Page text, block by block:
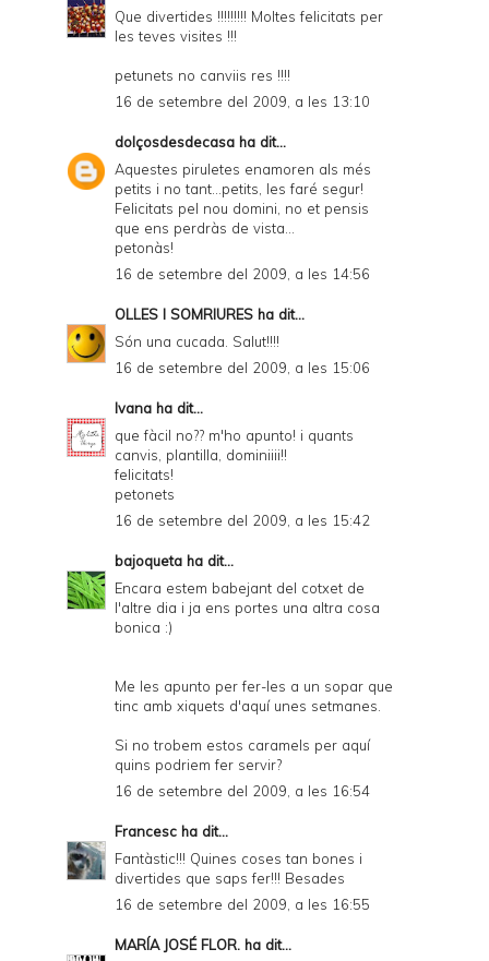
Que divertides !!!!!!!!! Moltes felicitats per
les teves visites !!!
petunets no canviis res !!!!
16 de setembre del 2009, a les 13:10
dolçosdesdecasa ha dit...
Aquestes piruletes enamoren als més
petits i no tant...petits, les faré segur!
Felicitats pel nou domini, no et pensis
que ens perdràs de vista...
petonàs!
16 de setembre del 2009, a les 14:56
OLLES I SOMRIURES ha dit...
Són una cucada. Salut!!!!
16 de setembre del 2009, a les 15:06
Ivana ha dit...
que fàcil no?? m'ho apunto! i quants
canvis, plantilla, dominiiii!!
felicitats!
petonets
16 de setembre del 2009, a les 15:42
bajoqueta ha dit...
Encara estem babejant del cotxet de
l'altre dia i ja ens portes una altra cosa
bonica :)
Me les apunto per fer-les a un sopar que
tinc amb xiquets d'aquí unes setmanes.
Si no trobem estos caramels per aquí
quins podriem fer servir?
16 de setembre del 2009, a les 16:54
Francesc ha dit...
Fantàstic!!! Quines coses tan bones i
divertides que saps fer!!! Besades
16 de setembre del 2009, a les 16:55
MARÍA JOSÉ FLOR. ha dit...